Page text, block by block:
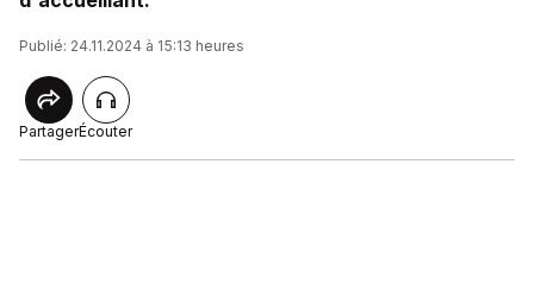
Publié: 24.11.2024 à 15:13 heures
PartagerÉcouter